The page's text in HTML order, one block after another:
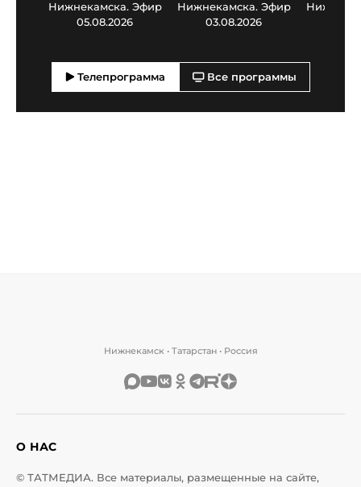
Нижнекамска. Эфир
05.08.2026
Нижнекамска. Эфир
03.08.2026
Телепрограмма Все программы
Нижнекамск • Татарстан • Россия
О НАС
© ТАТМЕДИА. Все материалы, размещенные на сайте,